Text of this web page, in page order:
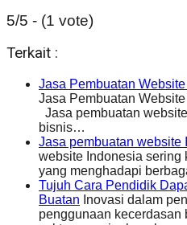
5/5 - (1 vote)
Terkait :
Jasa Pembuatan
Jasa Pembuatan
Jasa pembuatan
bisnis…
Jasa pembuatan website
website Indonesia sering
yang menghadapi
Tujuh Cara Pendidik
Buatan Inovasi dalam
penggunaan kecerdasan